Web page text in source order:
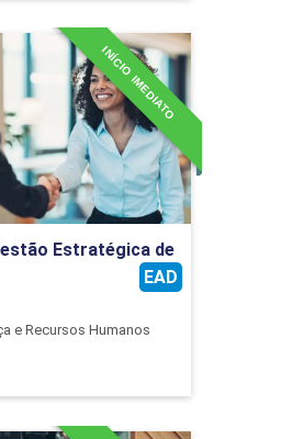
Estratégica de
EAD
INÍCIO IMEDIATO
e Recursos Humanos
MBA em Gestão
de Carreiras
do curso
Inscrição